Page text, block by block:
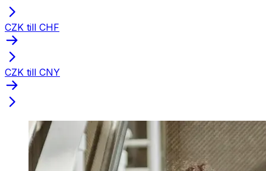
CZK till CHF
CZK till CNY